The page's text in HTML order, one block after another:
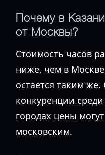
Почему в
от Москвы?
Стоимость часов
ниже, чем в
остается таким
конкуренции
городах цены
московским.